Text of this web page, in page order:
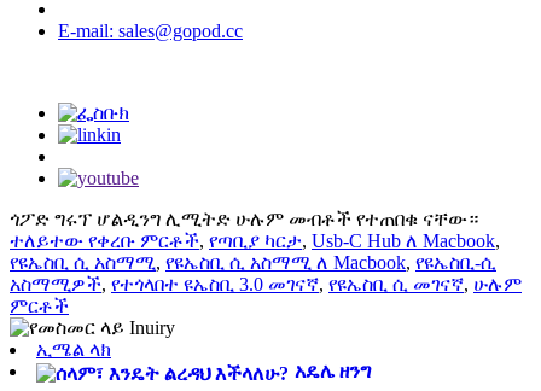
E-mail: sales@gopod.cc
ጎፖድ ግሩፕ ሆልዲንግ ሊሚትድ ሁሉም መብቶች የተጠበቁ ናቸው።
ተለይተው የቀረቡ ምርቶች, የጣቢያ ካርታ, Usb-C Hub ለ Macbook,
የዩኤስቢ ሲ አስማሚ, የዩኤስቢ ሲ አስማሚ ለ Macbook, የዩኤስቢ-ሲ
አስማሚዎች, የተጎላበተ ዩኤስቢ 3.0 መገናኛ, የዩኤስቢ ሲ መገናኛ, ሁሉም
ምርቶች
ኢሜል ላክ
አዴሌ ዘንግ